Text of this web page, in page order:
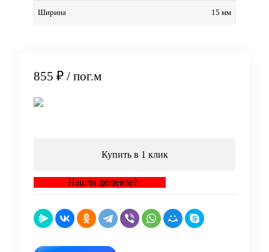
Ширина 15 мм
855 ₽ / пог.м
Купить в 1 клик
Нашли дешевле?